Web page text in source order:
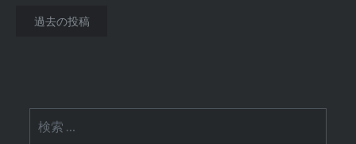
投
ビ
過去の投稿
索: